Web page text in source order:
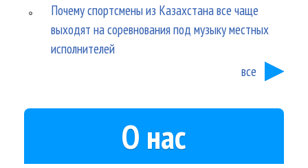
Почему спортсмены из Казахстана все чаще
выходят на соревнования под музыку местных
исполнителей
все
О нас